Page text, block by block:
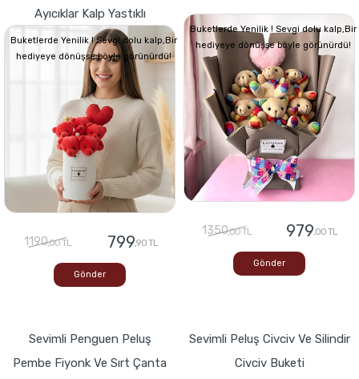
Ayıcıklar Kalp Yastıklı
Buketlerde Yenilik ! Sevgi dolu kalp,Bir
hediyeye dönüşse böyle görünürdü!
1190,00 TL 799,90 TL
Gönder
Buketlerde Yenilik ! Sevgi dolu kalp,Bir
hediyeye dönüşse böyle görünürdü!
1350,00 TL 979,00 TL
Gönder
Sevimli Penguen Peluş
Pembe Fiyonk Ve Sırt Çanta
Sevimli Peluş Civciv Ve Silindir
Civciv Buketi